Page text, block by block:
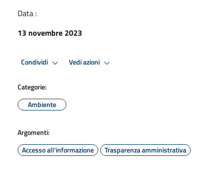
Data :
13 novembre 2023
Condividi Vedi azioni
Categorie:
Ambiente
Argomenti:
Accesso all'informazione
Trasparenza amministrativa